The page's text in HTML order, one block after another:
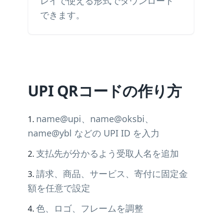
できます。
UPI QRコードの作り方
name@upi、name@oksbi、
name@ybl などの UPI ID を入力
支払先が分かるよう受取人名を追加
請求、商品、サービス、寄付に固定金
額を任意で設定
色、ロゴ、フレームを調整